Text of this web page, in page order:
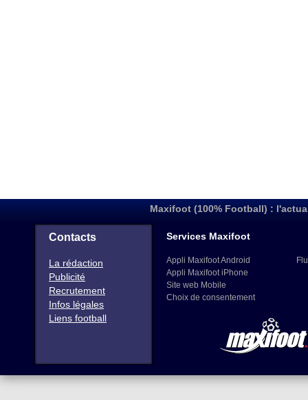
Maxifoot (100% Football) :
Contacts
La rédaction
Publicité
Recrutement
Infos légales
Liens football
Services Maxifoot
Appli Maxifoot Android
Appli Maxifoot iPhone
Site web Mobile
Choix de consentement